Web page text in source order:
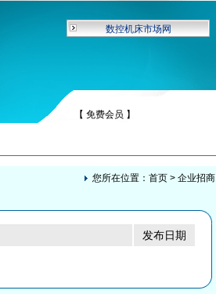
数控机床市场网
【 免费会员 】
您所在位置： 首页 > 企业招商
发布日期